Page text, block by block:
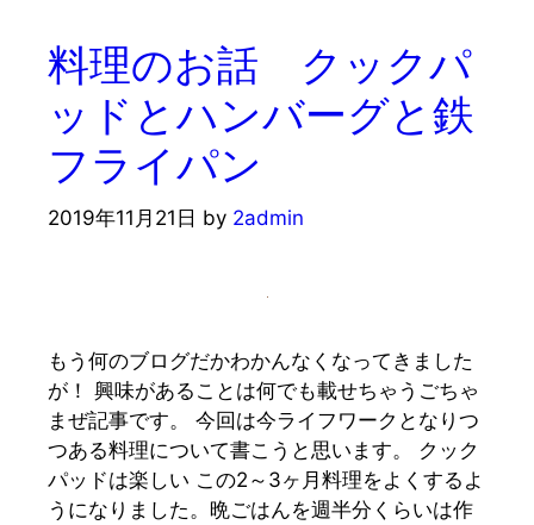
料理のお話 クックパ
ッドとハンバーグと鉄
フライパン
2019年11月21日 by 2admin
もう何のブログだかわかんなくなってきました
が！ 興味があることは何でも載せちゃうごちゃ
まぜ記事です。 今回は今ライフワークとなりつ
つある料理について書こうと思います。 クック
パッドは楽しい この2～3ヶ月料理をよくするよ
うになりました。晩ごはんを週半分くらいは作